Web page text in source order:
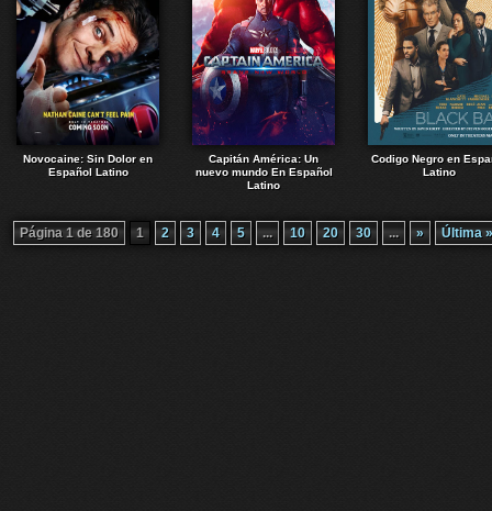
Novocaine: Sin Dolor en
Español Latino
Capitán América: Un
nuevo mundo En Español
Latino
Codigo Negro en
Latino
Página 1 de 180 1 2 3 4 5 ... 10 20 30 ... » Última »